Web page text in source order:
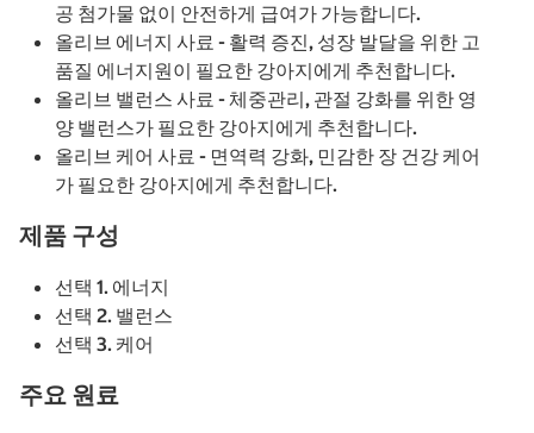
공 첨가물 없이 안전하게 급여가 가능합니다.
올리브 에너지 사료 - 활력 증진, 성장 발달을 위한 고
품질 에너지원이 필요한 강아지에게 추천합니다.
올리브 밸런스 사료 - 체중관리, 관절 강화를 위한 영
양 밸런스가 필요한 강아지에게 추천합니다.
올리브 케어 사료 - 면역력 강화, 민감한 장 건강 케어
가 필요한 강아지에게 추천합니다.
제품 구성
선택 1. 에너지
선택 2. 밸런스
선택 3. 케어
주요 원료